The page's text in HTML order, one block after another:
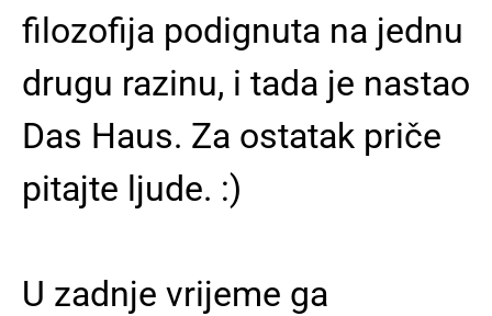
filozofija podignuta na jednu
drugu razinu, i tada je nastao
Das Haus. Za ostatak priče
pitajte ljude. :)
U zadnje vrijeme ga